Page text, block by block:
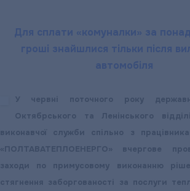
Для сплати «комуналки» за понад
гроші знайшлися тільки після
автомобіля
У червні поточного року
Октябрського та Ленінського
виконавчої служби спільно з
«ПОЛТАВАТЕПЛОЕНЕРГО» вчергове
заходи по примусовому виконанню
стягнення заборгованості за послуги